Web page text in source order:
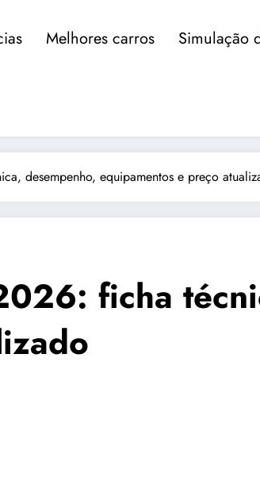
Melhores carros Simulação
desempenho, equipamentos e preço
ficha